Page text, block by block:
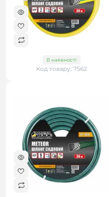
В наявності
Код товару: 7562